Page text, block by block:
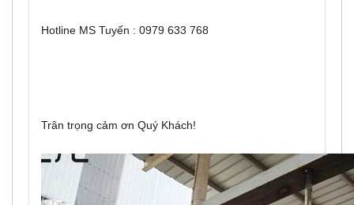
Hotline MS Tuyến : 0979 633 768
Trân trọng cảm ơn Quý Khách!